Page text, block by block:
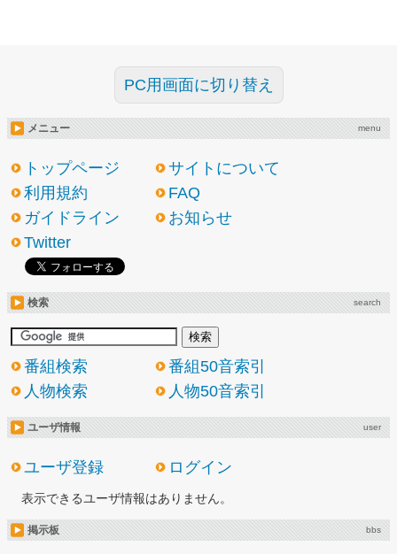
PC用画面に切り替え
メニュー menu
トップページ
サイトについて
利用規約
FAQ
ガイドライン
お知らせ
Twitter
検索 search
番組検索
番組50音索引
人物検索
人物50音索引
ユーザ情報 user
ユーザ登録 ログイン
表示できるユーザ情報はありません。
掲示板 bbs